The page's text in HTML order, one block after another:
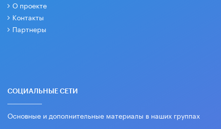
О проекте
Контакты
Партнеры
СОЦИАЛЬНЫЕ СЕТИ
Основные и дополнительные материалы в наших группах